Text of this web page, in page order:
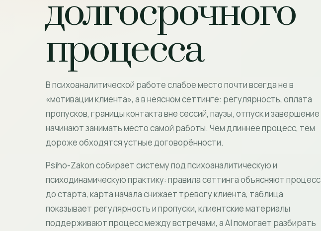
долгосрочного
процесса
В психоаналитической работе слабое место почти всегда не в
«мотивации клиента», а в неясном сеттинге: регулярность, оплата
пропусков, границы контакта вне сессий, паузы, отпуск и завершение
начинают занимать место самой работы. Чем длиннее процесс, тем
дороже обходятся устные договорённости.
Psiho-Zakon собирает систему под психоаналитическую и
психодинамическую практику: правила сеттинга объясняют процесс
до старта, карта начала снижает тревогу клиента, таблица
показывает регулярность и пропуски, клиентские материалы
поддерживают процесс между встречами, а AI помогает разбирать